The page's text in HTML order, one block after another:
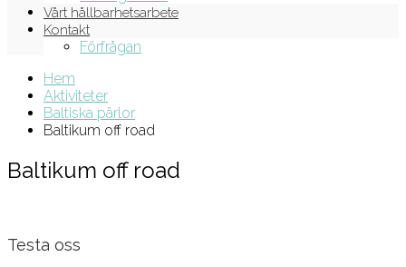
Vårt hållbarhetsarbete
Kontakt
Förfrågan
Hem
Aktiviteter
Baltiska pärlor
Baltikum off road
Baltikum off road
Testa oss